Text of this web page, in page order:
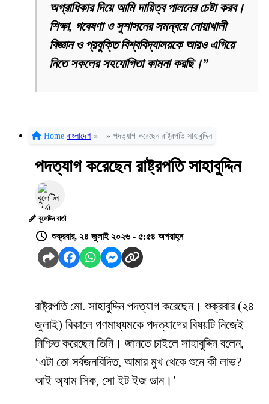
অগ্রাধিকার দিয়ে আমি দায়িত্ব পালনের চেষ্টা করব।
শিক্ষা, গবেষণা ও সুশাসনের সমন্বয়ে নোয়াখালী
বিজ্ঞান ও প্রযুক্তি বিশ্ববিদ্যালয়কে আরও এগিয়ে
নিতে সকলের সহযোগিতা কামনা করছি।”
Home বাংলাদেশ » » পদত্যাগ করেছেন রাষ্ট্রপতি সাহাবুদ্দিন
পদত্যাগ করেছেন রাষ্ট্রপতি সাহাবুদ্দিন
বুলেটিন বার্তা
শুক্রবার, ২৪ জুলাই ২০২৬ - ৫:৫৪ অপরাহ্ন
রাষ্ট্রপতি মো. সাহাবুদ্দিন পদত্যাগ করেছেন। শুক্রবার (২৪
জুলাই) বিকালে গণমাধ্যমকে পদত্যাগের বিষয়টি নিজেই
নিশ্চিত করেছেন তিনি। জানতে চাইলে সাহাবুদ্দিন বলেন,
‘এটা তো সর্বজনবিদিত, আমার মুখ থেকে শুনে কী লাভ?
আই অ্যাম সিক, সো ইট ইজ ডান।’